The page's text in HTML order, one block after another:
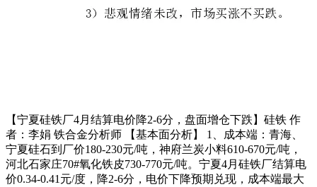
【宁夏硅铁厂4月结算电价降2-6分，盘面增仓下跌】硅铁 作
者：李娟 铁合金分析师 【基本面分析】 1、成本端：青海、
宁夏硅石到厂价180-230元/吨，神府兰炭小料610-670元/吨，
河北石家庄70#氧化铁皮730-770元/吨。宁夏4月硅铁厂结算电
价0.34-0.41元/度，降2-6分，电价下降预期兑现，成本端最大